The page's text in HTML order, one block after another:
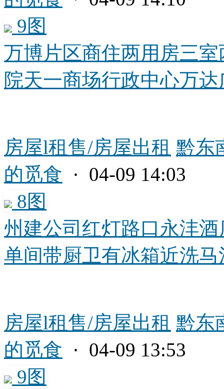
9图
万博片区商住两用房三
院天一商场行政中心万达
房屋l租售/房屋出租 黔东
的觅食
· 04-09 14:03
8图
州建公司红灯路口永沣
单间带厨卫有冰箱近洗马
房屋l租售/房屋出租 黔东
的觅食
· 04-09 13:53
9图